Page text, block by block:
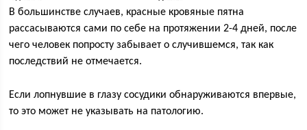
В большинстве случаев, красные кровяные пятна
рассасываются сами по себе на протяжении 2-4 дней, после
чего человек попросту забывает о случившемся, так как
последствий не отмечается.
Если лопнувшие в глазу сосудики обнаруживаются впервые,
то это может не указывать на патологию.